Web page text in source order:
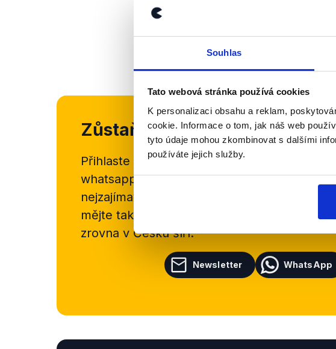
Souhlas
Tato webová stránka používá cookies
K personalizaci obsahu a reklam,
cookie. Informace o tom, jak náš web
tyto údaje mohou zkombinovat s dalšími
používáte jejich služby.
Zůstaňme v kontaktu
Přihlaste se k odběru našeho
whatsappového kanálu, kde pravidelně
nejzajímavějších článků a analýz. Začněte
mějte tak přehled o tom, jaké dezinformace
zrovna v Česku šíří.
Newsletter WhatsApp